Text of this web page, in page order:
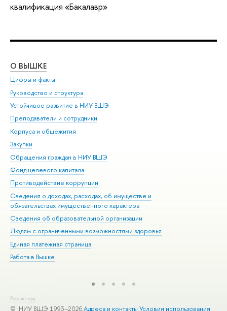
квалификация «Бакалавр»
О ВЫШКЕ
Цифры и факты
Руководство и структура
Устойчивое развитие в НИУ ВШЭ
Преподаватели и сотрудники
Корпуса и общежития
Закупки
Обращения граждан в НИУ ВШЭ
Фонд целевого капитала
Противодействие коррупции
Сведения о доходах, расходах, об имуществе и
обязательствах имущественного характера
Сведения об образовательной организации
Людям с ограниченными возможностями здоровья
Единая платежная страница
Работа в Вышке
Редактору
© НИУ ВШЭ 1993–2026Адреса и контакты Условия использования